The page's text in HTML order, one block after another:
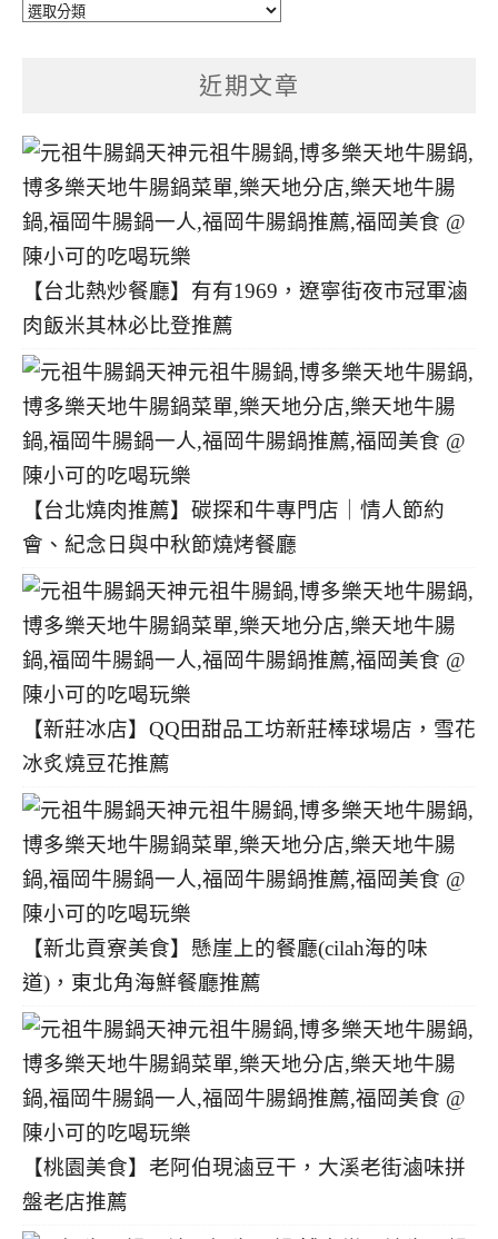
文
近期文章
【台北熱炒餐廳】有有1969，遼寧街夜市冠軍滷
肉飯米其林必比登推薦
【台北燒肉推薦】碳探和牛專門店｜情人節約
會、紀念日與中秋節燒烤餐廳
【新莊冰店】QQ田甜品工坊新莊棒球場店，雪花
冰炙燒豆花推薦
【新北貢寮美食】懸崖上的餐廳(cilah海的味
道)，東北角海鮮餐廳推薦
【桃園美食】老阿伯現滷豆干，大溪老街滷味拼
盤老店推薦